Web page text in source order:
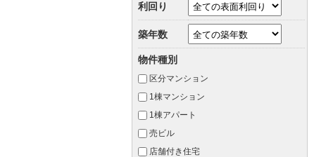
利回り
築年数
物件種別
区分マンション
1棟マンション
1棟アパート
売ビル
店舗付き住宅